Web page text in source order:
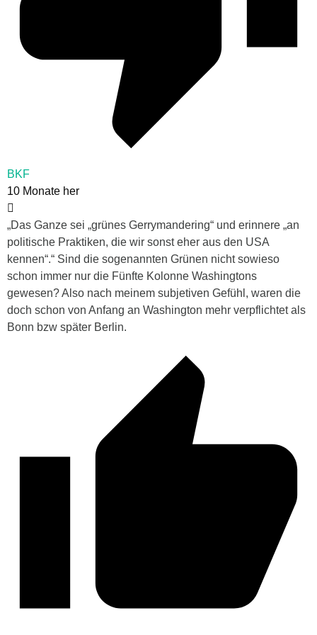
BKF
10 Monate her
„Das Ganze sei „grünes Gerrymandering“ und erinnere „an
politische Praktiken, die wir sonst eher aus den USA
kennen“.“ Sind die sogenannten Grünen nicht sowieso
schon immer nur die Fünfte Kolonne Washingtons
gewesen? Also nach meinem subjetiven Gefühl, waren die
doch schon von Anfang an Washington mehr verpflichtet als
Bonn bzw später Berlin.